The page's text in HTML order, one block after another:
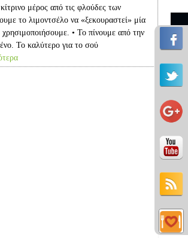
μέρος από τις φλούδες των
το λιμοντσέλο να «ξεκουραστεί» μία
• Το πίνουμε από την
Το καλύτερο για το σού